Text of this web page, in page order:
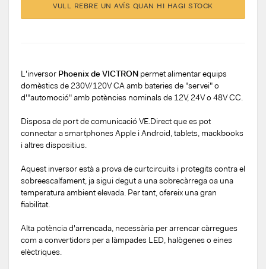
VULL REBRE UN AVÍS QUAN HI HAGI STOCK
L'inversor Phoenix de VICTRON permet alimentar equips
domèstics de 230V/120V CA amb bateries de "servei" o
d'"automoció" amb potències nominals de 12V, 24V o 48V CC.
Disposa de port de comunicació VE.Direct que es pot
connectar a smartphones Apple i Android, tablets, mackbooks
i altres dispositius.
Aquest inversor està a prova de curtcircuits i protegits contra el
sobreescalfament, ja sigui degut a una sobrecàrrega oa una
temperatura ambient elevada. Per tant, ofereix una gran
fiabilitat.
Alta potència d'arrencada, necessària per arrencar càrregues
com a convertidors per a làmpades LED, halògenes o eines
elèctriques.